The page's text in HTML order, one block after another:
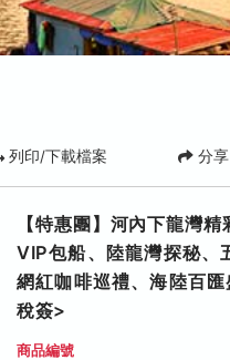
列印/下載檔案 分享
【特惠團】河內下龍灣
VIP包船、陸龍灣探秘、
網紅咖啡巡禮、海陸百
稅簽>
商品編號